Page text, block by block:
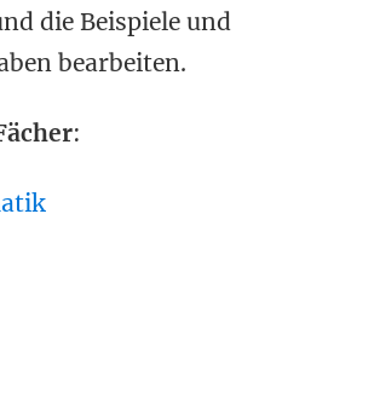
die Beispiele und
bearbeiten.
: